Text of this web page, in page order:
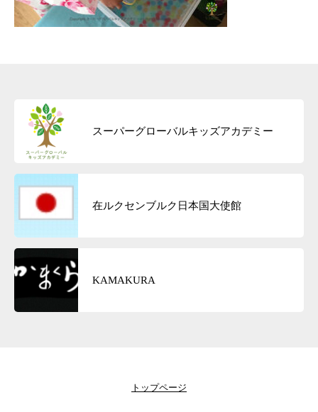
スーパーグローバルキッズアカデミー
在ルクセンブルク日本国大使館
KAMAKURA
トップページ